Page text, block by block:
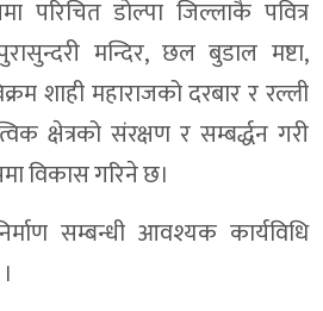
सुनुवाइ: जनप्रतिनिधि अनुपस्थित, भेरी
जिल्ला दररेट : कुशल कामदारको ज्याला रु. १,९५५
लगाइएको एकद्वार प्रणाली सर्वोच्चद्वारा खारेज
जोखिम र रोकथामका उपाय
र त्रिपुरासुन्दरीमा अझै ५१ प्रतिशत बालविवाह,९९%
पीडा: सडक छैन, सवारी छैन—स्वास्थ्य उपकरण
परिचित डोल्पा जिल्लाकै पवित्र
मन्दिर, छल बुडाल मष्टा,
शाही महाराजको दरबार र रल्ली
क्षेत्रको संरक्षण र सम्बर्द्धन गरी
विकास गरिने छ।
सम्बन्धी आवश्यक कार्यविधि